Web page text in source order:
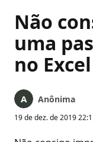
Não
uma
no Excel
Anônima
19 de dez. de 2019